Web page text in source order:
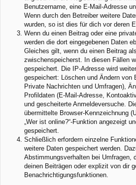
Benutzername, eine E-Mail-Adresse
Wenn durch den Betreiber weitere
wurden, so ist dies für dich vor deren
Wenn du einen Beitrag oder eine
werden die dort eingegebenen Daten
Gleiches gilt, wenn du einen Beitrag
zwischenspeicherst. In diesen Fällen
gespeichert. Die IP-Adresse wird
gespeichert: Löschen und Ändern von
Private Nachrichten und Umfragen),
Profildaten (E-Mail-Adresse,
und gescheiterte Anmeldeversuche.
übermittelte Browser-Kennzeichnung
„Wer ist online?“-Funktion angezeigt
gespeichert.
Schließlich erfordern einzelne
weitere Daten gespeichert werden.
Abstimmungsverhalten bei Umfragen,
deinen Beiträgen oder explizit von dir
Benachrichtigungsfunktionen.